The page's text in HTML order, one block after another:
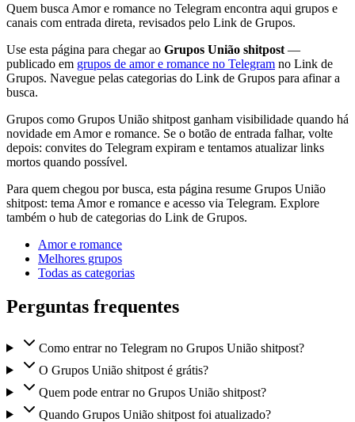
Quem busca Amor e romance no Telegram encontra aqui grupos e
canais com entrada direta, revisados pelo Link de Grupos.
Use esta página para chegar ao Grupos União shitpost —
publicado em grupos de amor e romance no Telegram no Link de
Grupos. Navegue pelas categorias do Link de Grupos para afinar a
busca.
Grupos como Grupos União shitpost ganham visibilidade quando há
novidade em Amor e romance. Se o botão de entrada falhar, volte
depois: convites do Telegram expiram e tentamos atualizar links
mortos quando possível.
Para quem chegou por busca, esta página resume Grupos União
shitpost: tema Amor e romance e acesso via Telegram. Explore
também o hub de categorias do Link de Grupos.
Amor e romance
Melhores grupos
Todas as categorias
Perguntas frequentes
Como entrar no Telegram no Grupos União shitpost?
O Grupos União shitpost é grátis?
Quem pode entrar no Grupos União shitpost?
Quando Grupos União shitpost foi atualizado?